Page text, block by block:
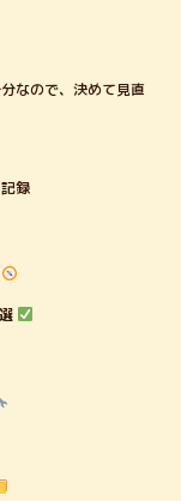
なので、決めて見直
録